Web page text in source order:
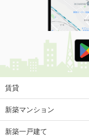
賃貸
新築マンション
新築一戸建て